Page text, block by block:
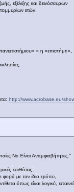
εξέλιξης και δεινόσαυρων
ετών.
= η «επιστήμη»,
http://www.acrobase.eu/
Να Είναι Αναμφισβήτητες.”
επιθέσεις,
φορά με τον ίδιο τρόπο,
όπως είναι λογικό,